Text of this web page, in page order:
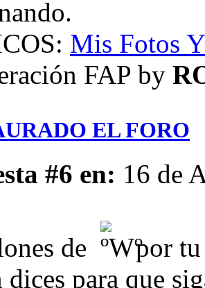
Mis Fotos
FAP by
EL FORO
#6 en: 16 de
de
por tu
para que